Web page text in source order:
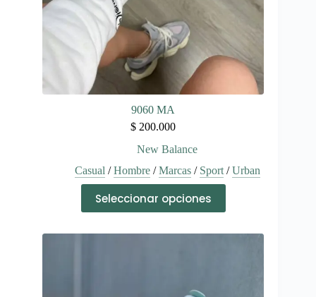
9060 MA
$ 200.000
New Balance
Casual /Hombre/Marcas/ Sport/Urban
Seleccionar opciones
producto
tiene